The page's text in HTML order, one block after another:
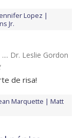
Lopez
Jr.
.... Dr. Leslie Gordon
de risa!
Marquette
Matt